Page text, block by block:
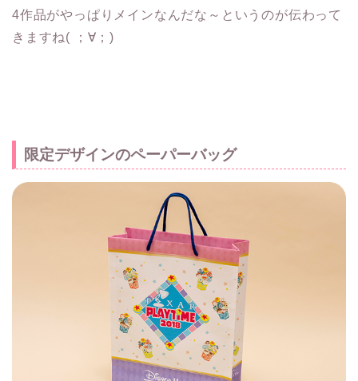
4作品がやっぱりメインなんだな～というのが伝わって
きますね( ；∀；)
限定デザインのペーパーバッグ